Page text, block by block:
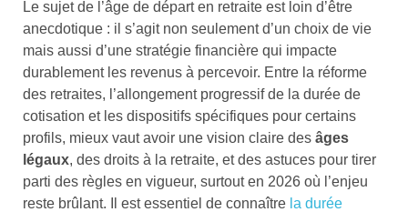
Le sujet de l’âge de départ en retraite est loin d’être
anecdotique : il s’agit non seulement d’un choix de vie
mais aussi d’une stratégie financière qui impacte
durablement les revenus à percevoir. Entre la réforme
des retraites, l’allongement progressif de la durée de
cotisation et les dispositifs spécifiques pour certains
profils, mieux vaut avoir une vision claire des âges
légaux, des droits à la retraite, et des astuces pour tirer
parti des règles en vigueur, surtout en 2026 où l’enjeu
reste brûlant. Il est essentiel de connaître la durée